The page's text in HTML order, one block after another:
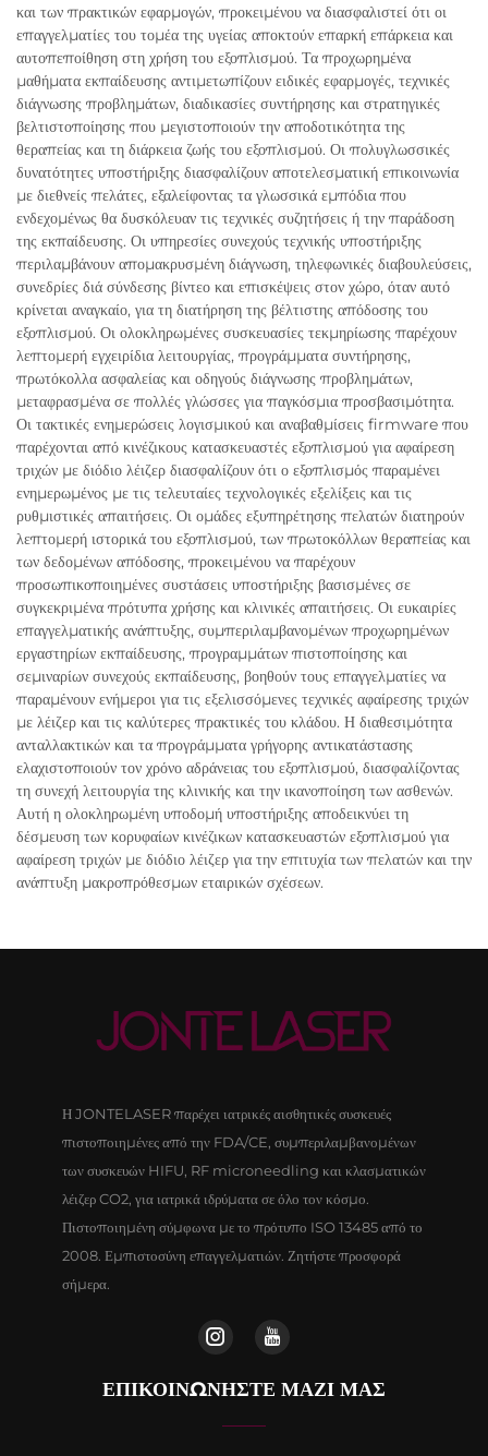
και των πρακτικών εφαρμογών, προκειμένου να διασφαλιστεί ότι οι
επαγγελματίες του τομέα της υγείας αποκτούν επαρκή επάρκεια και
αυτοπεποίθηση στη χρήση του εξοπλισμού. Τα προχωρημένα
μαθήματα εκπαίδευσης αντιμετωπίζουν ειδικές εφαρμογές, τεχνικές
διάγνωσης προβλημάτων, διαδικασίες συντήρησης και στρατηγικές
βελτιστοποίησης που μεγιστοποιούν την αποδοτικότητα της
θεραπείας και τη διάρκεια ζωής του εξοπλισμού. Οι πολυγλωσσικές
δυνατότητες υποστήριξης διασφαλίζουν αποτελεσματική επικοινωνία
με διεθνείς πελάτες, εξαλείφοντας τα γλωσσικά εμπόδια που
ενδεχομένως θα δυσκόλευαν τις τεχνικές συζητήσεις ή την παράδοση
της εκπαίδευσης. Οι υπηρεσίες συνεχούς τεχνικής υποστήριξης
περιλαμβάνουν απομακρυσμένη διάγνωση, τηλεφωνικές διαβουλεύσεις,
συνεδρίες διά σύνδεσης βίντεο και επισκέψεις στον χώρο, όταν αυτό
κρίνεται αναγκαίο, για τη διατήρηση της βέλτιστης απόδοσης του
εξοπλισμού. Οι ολοκληρωμένες συσκευασίες τεκμηρίωσης παρέχουν
λεπτομερή εγχειρίδια λειτουργίας, προγράμματα συντήρησης,
πρωτόκολλα ασφαλείας και οδηγούς διάγνωσης προβλημάτων,
μεταφρασμένα σε πολλές γλώσσες για παγκόσμια προσβασιμότητα.
Οι τακτικές ενημερώσεις λογισμικού και αναβαθμίσεις firmware που
παρέχονται από κινέζικους κατασκευαστές εξοπλισμού για αφαίρεση
τριχών με διόδιο λέιζερ διασφαλίζουν ότι ο εξοπλισμός παραμένει
ενημερωμένος με τις τελευταίες τεχνολογικές εξελίξεις και τις
ρυθμιστικές απαιτήσεις. Οι ομάδες εξυπηρέτησης πελατών διατηρούν
λεπτομερή ιστορικά του εξοπλισμού, των πρωτοκόλλων θεραπείας και
των δεδομένων απόδοσης, προκειμένου να παρέχουν
προσωπικοποιημένες συστάσεις υποστήριξης βασισμένες σε
συγκεκριμένα πρότυπα χρήσης και κλινικές απαιτήσεις. Οι ευκαιρίες
επαγγελματικής ανάπτυξης, συμπεριλαμβανομένων προχωρημένων
εργαστηρίων εκπαίδευσης, προγραμμάτων πιστοποίησης και
σεμιναρίων συνεχούς εκπαίδευσης, βοηθούν τους επαγγελματίες να
παραμένουν ενήμεροι για τις εξελισσόμενες τεχνικές αφαίρεσης τριχών
με λέιζερ και τις καλύτερες πρακτικές του κλάδου. Η διαθεσιμότητα
ανταλλακτικών και τα προγράμματα γρήγορης αντικατάστασης
ελαχιστοποιούν τον χρόνο αδράνειας του εξοπλισμού, διασφαλίζοντας
τη συνεχή λειτουργία της κλινικής και την ικανοποίηση των ασθενών.
Αυτή η ολοκληρωμένη υποδομή υποστήριξης αποδεικνύει τη
δέσμευση των κορυφαίων κινέζικων κατασκευαστών εξοπλισμού για
αφαίρεση τριχών με διόδιο λέιζερ για την επιτυχία των πελατών και την
ανάπτυξη μακροπρόθεσμων εταιρικών σχέσεων.
Η JONTELASER παρέχει ιατρικές αισθητικές συσκευές
πιστοποιημένες από την FDA/CE, συμπεριλαμβανομένων
των συσκευών HIFU, RF microneedling και κλασματικών
λέιζερ CO2, για ιατρικά ιδρύματα σε όλο τον κόσμο.
Πιστοποιημένη σύμφωνα με το πρότυπο ISO 13485 από το
2008. Εμπιστοσύνη επαγγελματιών. Ζητήστε προσφορά
σήμερα.
ΕΠΙΚΟΙΝΩΝΉΣΤΕ ΜΑΖΊ ΜΑΣ